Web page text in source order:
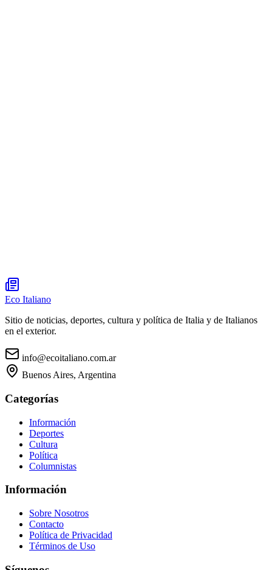
Eco Italiano
Sitio de noticias, deportes, cultura y política de Italia y de Italianos
en el exterior.
info@ecoitaliano.com.ar
Buenos Aires, Argentina
Categorías
Información
Deportes
Cultura
Política
Columnistas
Información
Sobre Nosotros
Contacto
Política de Privacidad
Términos de Uso